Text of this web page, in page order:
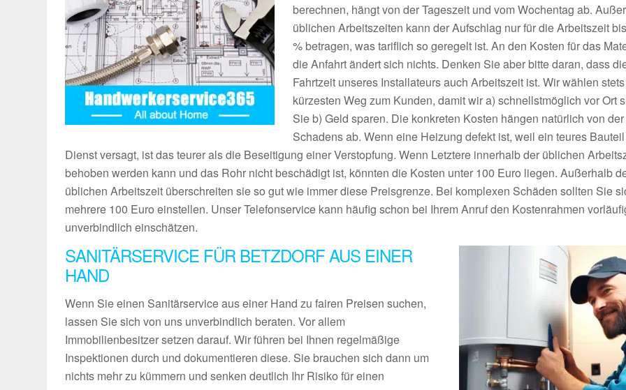
berechnen, hängt von der Tageszeit und vom Wochentag ab.
üblichen Arbeitszeiten kann der Aufschlag nur für die Arbeitszeit
% betragen, was tariflich so geregelt ist. An den Kosten für das
die Anfahrt ändert sich nichts. Denken Sie aber bitte daran, dass
Fahrtzeit unseres Installateurs auch Arbeitszeit ist. Wir wählen
kürzesten Weg zum Kunden, damit wir a) schnellstmöglich vor Ort
Sie b) Geld sparen. Die konkreten Kosten hängen natürlich von
Schadens ab. Wenn eine Heizung defekt ist, weil ein teures
Dienst versagt, ist das teurer als die Beseitigung einer Verstopfung. Wenn Letztere innerhalb der üblichen
behoben werden kann und das Rohr nicht beschädigt ist, könnten die Kosten unter 100 Euro liegen. Außerhalb
üblichen Arbeitszeit überschreiten sie so gut wie immer diese Preisgrenze. Bei komplexen Schäden sollten Sie
mehrere 100 Euro einstellen. Unser Telefonservice kann häufig schon bei Ihrem Anruf den Kostenrahmen
unverbindlich einschätzen.
SANITÄRSERVICE FÜR BETZDORF AUS EINER
HAND
Wenn Sie einen Sanitärservice aus einer Hand zu fairen Preisen suchen,
lassen Sie sich von uns unverbindlich beraten. Vor allem
Immobilienbesitzer setzen darauf. Wir führen bei Ihnen regelmäßige
Inspektionen durch und dokumentieren diese. Sie brauchen sich dann um
nichts mehr zu kümmern und senken deutlich Ihr Risiko für einen